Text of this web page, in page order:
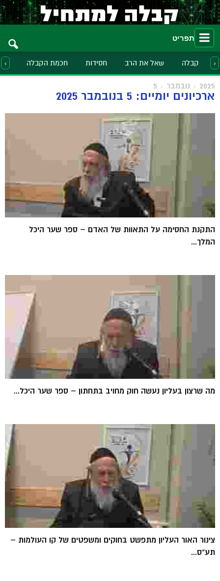
תפריט
קבלה שאל את הרב חסידות חכמת הקבלה ›
‹
2025 נובמבר 5
ארכיונים יומיים: 5 בנובמבר 2025
התקנת החסימה על התאוות של האדם – ספר שער היכל
המלך...
מה שרצון בעליון נעשה חוק מחויב בתחתון – ספר שער היכל...
צינור האור העליון מתפשט בחוקים ומשפטים של קו העולמות –
תע"ס...